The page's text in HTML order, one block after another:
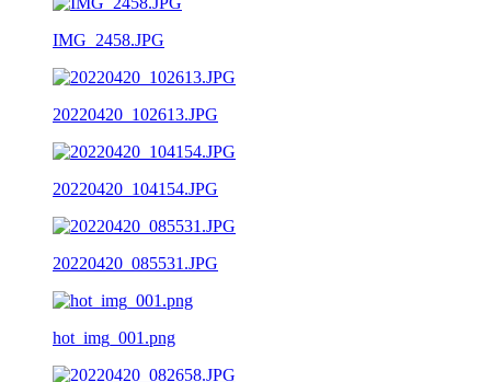
IMG_2458.JPG
20220420_102613.JPG
20220420_104154.JPG
20220420_085531.JPG
hot_img_001.png